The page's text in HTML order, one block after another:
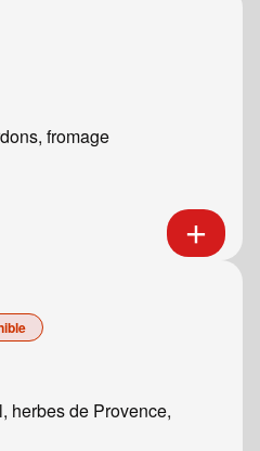
fromage
herbes de Provence,